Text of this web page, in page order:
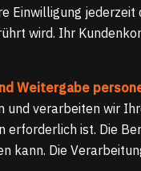
Einwilligung
wird. Ihr
Weitergabe
und verarbeiten wir
erforderlich ist. Die
kann. Die